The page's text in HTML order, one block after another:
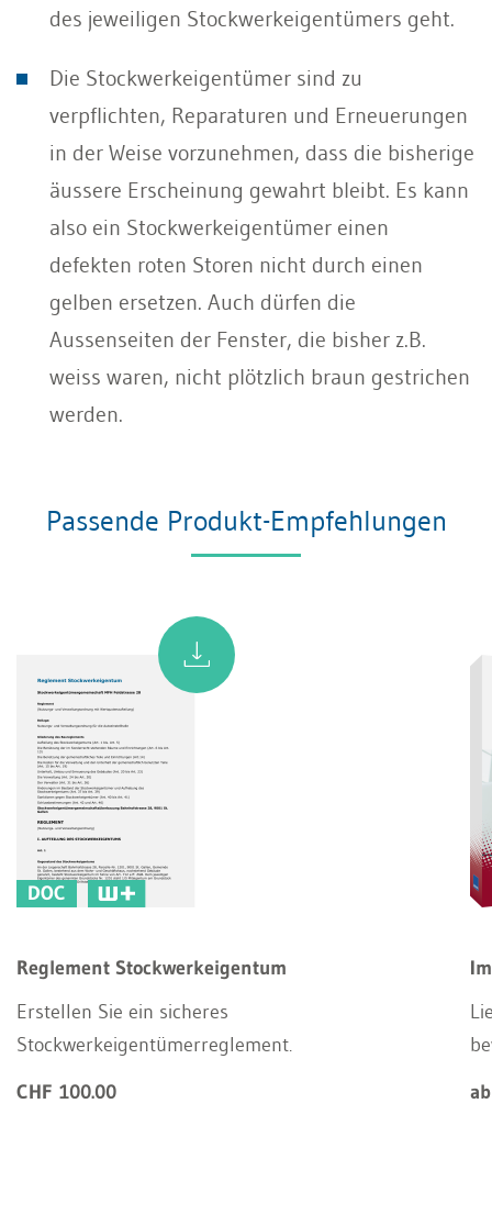
des jeweiligen Stockwerkeigentümers geht.
Die Stockwerkeigentümer sind zu
verpflichten, Reparaturen und Erneuerungen
in der Weise vorzunehmen, dass die bisherige
äussere Erscheinung gewahrt bleibt. Es kann
also ein Stockwerkeigentümer einen
defekten roten Storen nicht durch einen
gelben ersetzen. Auch dürfen die
Aussenseiten der Fenster, die bisher z.B.
weiss waren, nicht plötzlich braun gestrichen
werden.
Passende Produkt-Empfehlungen
DOC
Reglement Stockwerkeigentum
Erstellen Sie ein sicheres
Stockwerkeigentümerreglement.
CHF 100.00